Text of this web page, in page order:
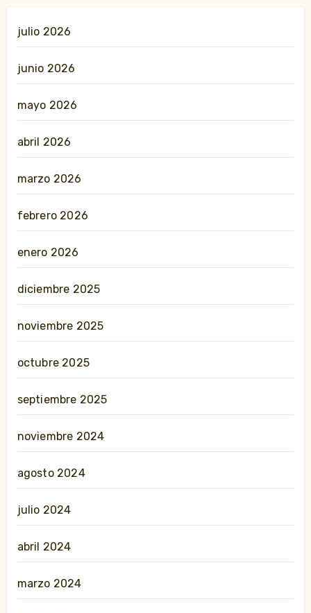
julio 2026
junio 2026
mayo 2026
abril 2026
marzo 2026
febrero 2026
enero 2026
diciembre 2025
noviembre 2025
octubre 2025
septiembre 2025
noviembre 2024
agosto 2024
julio 2024
abril 2024
marzo 2024